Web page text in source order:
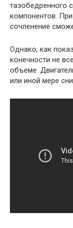
тазобедренного
компонентов.
сочленение
Однако, как
конечности не
объеме.
или иной мере